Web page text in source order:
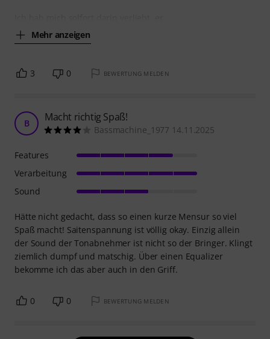
Mehr anzeigen
3 0 BEWERTUNG MELDEN
B Macht richtig Spaß!
Bassmachine_1977 14.11.2025
Hätte nicht gedacht, dass so einen kurze Mensur so viel
Spaß macht! Saitenspannung ist völlig okay. Einzig allein
der Sound der Tonabnehmer ist nicht so der Bringer. Klingt
ziemlich dumpf und matschig. Über einen Equalizer
bekomme ich das aber auch in den Griff.
Features
Verarbeitung
Sound
0 0 BEWERTUNG MELDEN